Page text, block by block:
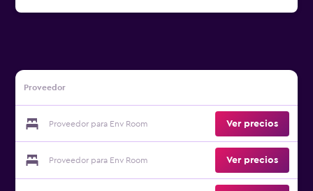
Proveedor
Proveedor para Env Room Ver precios
Proveedor para Env Room Ver precios